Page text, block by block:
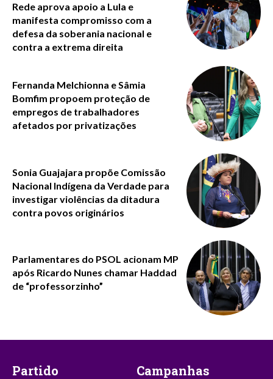
Rede aprova apoio a Lula e
manifesta compromisso com a
defesa da soberania nacional e
contra a extrema direita
Fernanda Melchionna e Sâmia
Bomfim propoem proteção de
empregos de trabalhadores
afetados por privatizações
Sonia Guajajara propõe Comissão
Nacional Indígena da Verdade para
investigar violências da ditadura
contra povos originários
Parlamentares do PSOL acionam MP
após Ricardo Nunes chamar Haddad
de “professorzinho”
Partido Campanhas